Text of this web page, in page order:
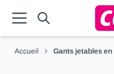
Accueil Gants jetables